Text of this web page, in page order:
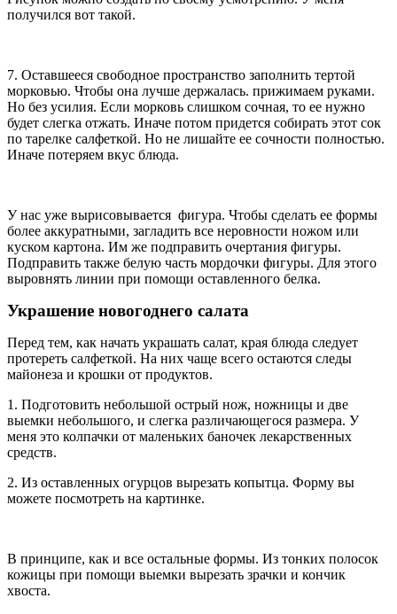
получился вот такой.
7. Оставшееся свободное пространство заполнить тертой
морковью. Чтобы она лучше держалась. прижимаем руками.
Но без усилия. Если морковь слишком сочная, то ее нужно
будет слегка отжать. Иначе потом придется собирать этот сок
по тарелке салфеткой. Но не лишайте ее сочности полностью.
Иначе потеряем вкус блюда.
У нас уже вырисовывается фигура. Чтобы сделать ее формы
более аккуратными, загладить все неровности ножом или
куском картона. Им же подправить очертания фигуры.
Подправить также белую часть мордочки фигуры. Для этого
выровнять линии при помощи оставленного белка.
Украшение новогоднего салата
Перед тем, как начать украшать салат, края блюда следует
протереть салфеткой. На них чаще всего остаются следы
майонеза и крошки от продуктов.
1. Подготовить небольшой острый нож, ножницы и две
выемки небольшого, и слегка различающегося размера. У
меня это колпачки от маленьких баночек лекарственных
средств.
2. Из оставленных огурцов вырезать копытца. Форму вы
можете посмотреть на картинке.
В принципе, как и все остальные формы. Из тонких полосок
кожицы при помощи выемки вырезать зрачки и кончик
хвоста.